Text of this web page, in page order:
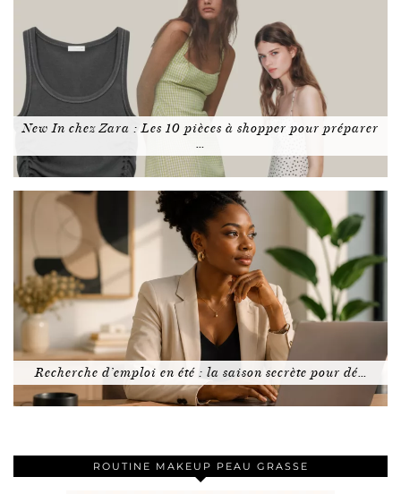
New In chez Zara : Les 10 pièces à shopper pour préparer
…
Recherche d’emploi en été : la saison secrète pour dé…
ROUTINE MAKEUP PEAU GRASSE